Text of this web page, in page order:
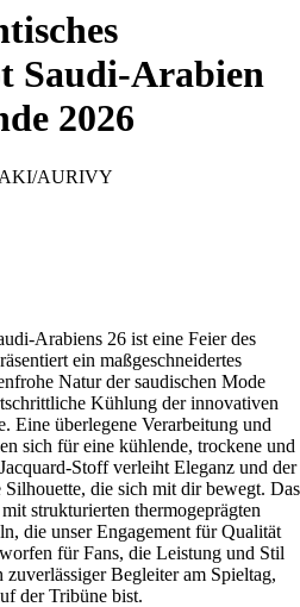
Saudi-Arabien
2026
AURIVY
Arabiens 26 ist eine Feier des
ein maßgeschneidertes
Natur der saudischen Mode
Kühlung der innovativen
Eine überlegene Verarbeitung und
sich für eine kühlende, trockene und
Stoff verleiht Eleganz und der
die sich mit dir bewegt. Das
strukturierten thermogeprägten
die unser Engagement für Qualität
für Fans, die Leistung und Stil
Begleiter am Spieltag,
der Tribüne bist.